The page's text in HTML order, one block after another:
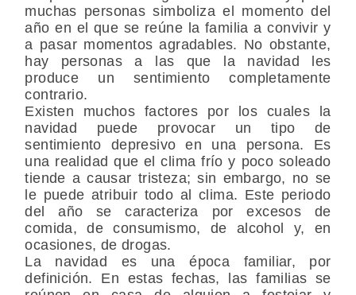
muchas personas simboliza el momento del
año en el que se reúne la familia a convivir y
a pasar momentos agradables. No obstante,
hay personas a las que la navidad les
produce un sentimiento completamente
contrario.
Existen muchos factores por los cuales la
navidad puede provocar un tipo de
sentimiento depresivo en una persona. Es
una realidad que el clima frío y poco soleado
tiende a causar tristeza; sin embargo, no se
le puede atribuir todo al clima. Este periodo
del año se caracteriza por excesos de
comida, de consumismo, de alcohol y, en
ocasiones, de drogas.
La navidad es una época familiar, por
definición. En estas fechas, las familias se